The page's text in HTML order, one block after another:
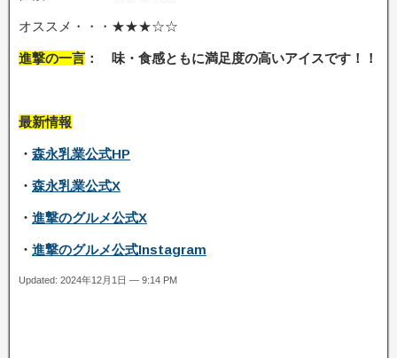
オススメ・・・★★★☆☆
進撃の一言 ： 味・食感ともに満足度の高いアイスです ！！
最新情報
・ 森永乳業公式HP
・ 森永乳業公式X
・ 進撃のグルメ公式X
・ 進撃のグルメ公式Instagram
Updated: 2024年12月1日 — 9:14 PM